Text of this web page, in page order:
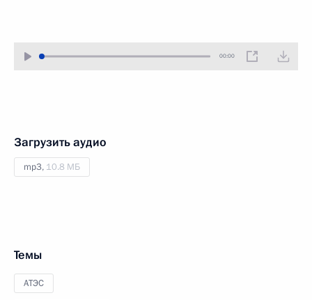
00:00
Загрузить аудио
mp3, 10.8 МБ
Темы
АТЭС